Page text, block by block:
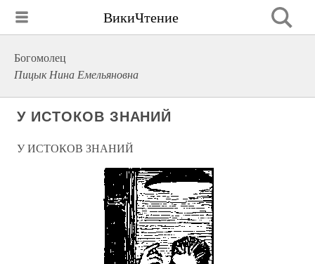
ВикиЧтение
Богомолец
Пицык Нина Емельяновна
У ИСТОКОВ ЗНАНИЙ
У ИСТОКОВ ЗНАНИЙ